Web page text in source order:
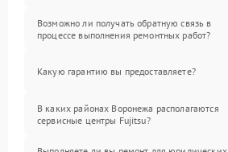
Возможно ли получать обратную связь в
процессе выполнения ремонтных работ?
Какую гарантию вы предоставляете?
В каких районах Воронежа располагаются
сервисные центры Fujitsu?